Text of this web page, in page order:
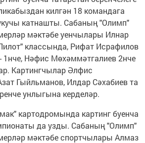
килгән 18 командага
катнашты. Сабаның "Олимп"
мәктәбе уенчылары Илнар
классында, Рифат Исрафилов
1нче, Нәфис Мөхәммәтгалиев 2нче
Картингчылар Әлфис
Гыйльманов, Илдар Сәхабиев та
унлыгына керделәр.
картодромында картинг буенча
да узды. Сабаның "Олимп"
мәктәбе спортчылары Алмаз